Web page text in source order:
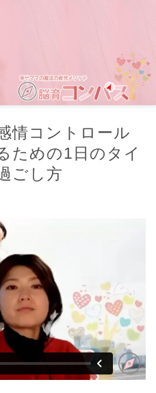
情コントロール
ための1日のタイ
ごし方